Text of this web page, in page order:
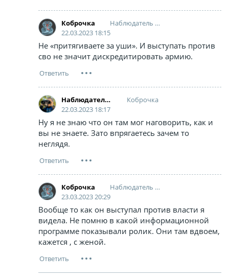
Коброчка
Наблюдатель за наблюдающими
22.03.2023 18:15
Не «притягиваете за уши». И выступать против
сво не значит дискредитировать армию.
Наблюдатель за наблюдающими
Коброчка
22.03.2023 18:17
Ну я не знаю что он там мог наговорить, как и
вы не знаете. Зато впрягаетесь зачем то
неглядя.
Коброчка
Наблюдатель за наблюдающими
23.03.2023 20:29
Вообще то как он выступал против власти я
видела. Не помню в какой информационной
программе показывали ролик. Они там вдвоем,
кажется , с женой.